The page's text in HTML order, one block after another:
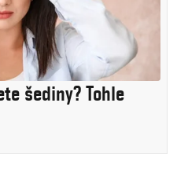
šediny? Tohle